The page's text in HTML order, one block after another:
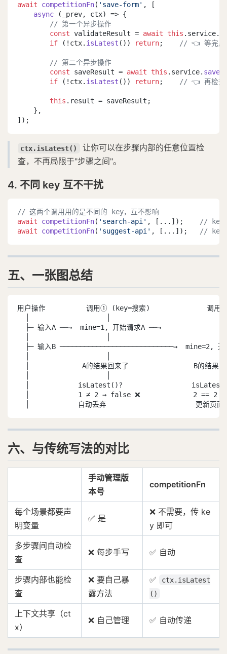
await competitionFn( 'save-form' , [
async (_prev, ctx) => {
// 第一个异步操作
const validateResult = await this . service.
if (!ctx. isLatest ()) return; // 👈 等完后
// 第二个异步操作
const saveResult = await this . service. save
if (!ctx. isLatest ()) return; // 👈 再检查
this . result = saveResult;
    },
]);
ctx.isLatest()
让你可以在步骤内部的任意位置检
查，不再局限于"步骤之间"。
4. 不同 key 互不干扰
// 这两个调用用的是不同的 key，互不影响
await
competitionFn( 'search-api' , [...]); // key
await
competitionFn( 'suggest-api' , [...]); // key
五、一张图总结
用户操作          调用① (key=搜索)              调用②
  ├─ 输入A ──→  mine=1, 开始请求A ──→              │
├─ 输入B ────────────────────────────→  mine=2, 开
│             A的结果回来了                B的结果回
│            isLatest()?
│            1 ≠ 2 → false ❌             2 == 2 →
  │            自动丢弃                      更新页面
六、与传统写法的对比
手动管理版
本号
competitionFn
每个场景都要声
明变量
✅ 是
❌ 不需要，传 ke
y 即可
多步骤间自动检
查
❌ 每步手写 ✅ 自动
步骤内部也能检
查
❌ 要自己暴
露方法
✅
ctx.isLatest
()
上下文共享（ct
x）
❌ 自己管理 ✅ 自动传递